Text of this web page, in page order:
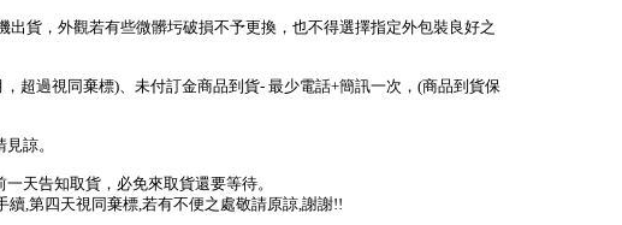
出貨，外觀若有些微髒圬破損不予更換，也不得選擇指定外包裝良好之
超過視同棄標)、未付訂金商品到貨- 最少電話+簡訊一次，(商品到貨保
諒。
天告知取貨，必免來取貨還要等待。
續,第四天視同棄標,若有不便之處敬請原諒,謝謝!!